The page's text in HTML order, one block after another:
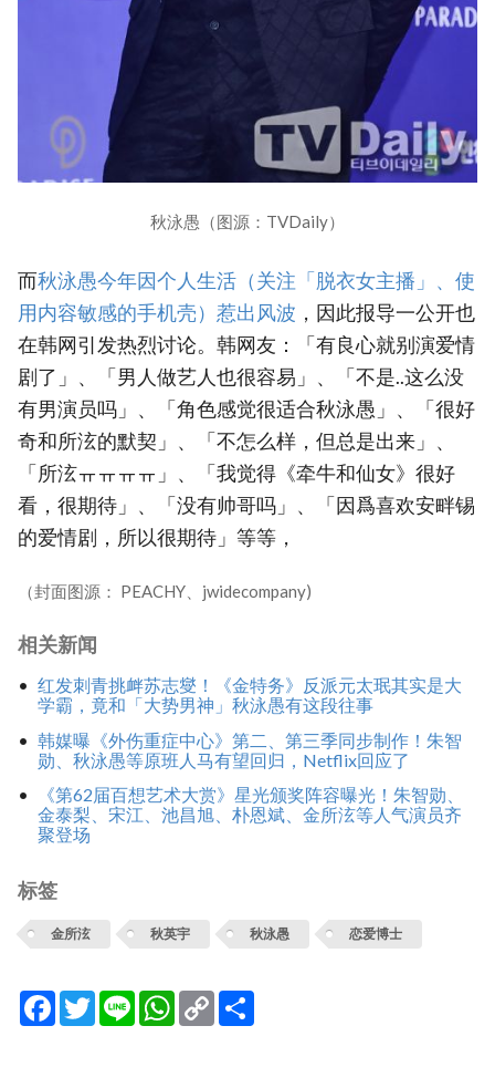
秋泳愚（图源：TVDaily）
而秋泳愚今年因个人生活（关注「脱衣女主播」、使
用内容敏感的手机壳）惹出风波 ，因此报导一公开也
在韩网引发热烈讨论。韩网友：「有良心就别演爱情
剧了」、「男人做艺人也很容易」、「不是..这么没
有男演员吗」、「角色感觉很适合秋泳愚」、「很好
奇和所泫的默契」、「不怎么样，但总是出来」、
「所泫ㅠㅠㅠㅠ」、「我觉得《牵牛和仙女》很好
看，很期待」、「没有帅哥吗」、「因爲喜欢安畔锡
的爱情剧，所以很期待」等等，
（封面图源： PEACHY、jwidecompany)
相关新闻
红发刺青挑衅苏志燮！《金特务》反派元太珉其实是大
学霸，竟和「大势男神」秋泳愚有这段往事
韩媒曝《外伤重症中心》第二、第三季同步制作！朱智
勋、秋泳愚等原班人马有望回归，Netflix回应了
《第62届百想艺术大赏》星光颁奖阵容曝光！朱智勋、
金泰梨、宋江、池昌旭、朴恩斌、金所泫等人气演员齐
聚登场
标签
金所泫 秋英宇 秋泳愚 恋爱博士
Facebook
TwitterLine WhatsApp
Copy
Link